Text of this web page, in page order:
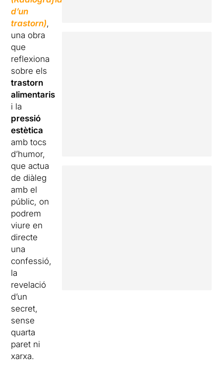
d’un
trastorn),
una obra
que
reflexiona
sobre els
trastorn
alimentaris
i la
pressió
estètica
amb tocs
d’humor,
que actua
de diàleg
amb el
públic, on
podrem
viure en
directe
una
confessió,
la
revelació
d’un
secret,
sense
quarta
paret ni
xarxa.